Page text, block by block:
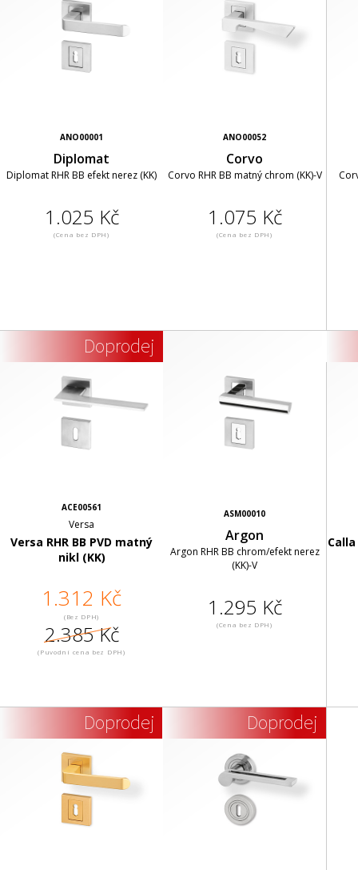
ANO00001
Diplomat
Diplomat RHR BB efekt nerez (KK)
1.025 Kč
(Cena bez DPH)
ANO00052
Corvo
Corvo RHR BB matný chrom (KK)-V
1.075 Kč
(Cena bez DPH)
Doprodej
ACE00561
Versa
Versa RHR BB PVD matný
nikl (KK)
1.312 Kč
(Bez DPH)
2.385 Kč
(Puvodní cena bez DPH)
ASM00010
Argon
Argon RHR BB chrom/efekt nerez
(KK)-V
1.295 Kč
(Cena bez DPH)
Doprodej Doprodej